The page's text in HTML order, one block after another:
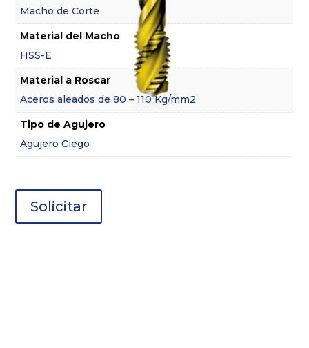
Macho de Corte
Material del Macho
HSS-E
Material a Roscar
Aceros aleados de 80 – 110 Kg/mm2
Tipo de Agujero
Agujero Ciego
Solicitar